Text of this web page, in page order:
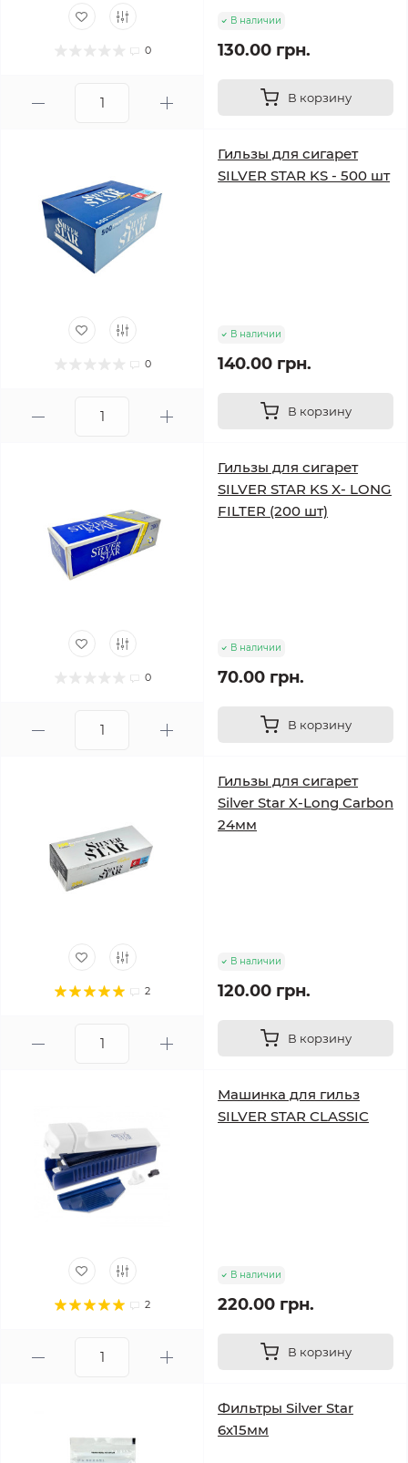
0
В наличии
130.00 грн.
В корзину
0
Гильзы для сигарет
SILVER STAR KS - 500 шт
В наличии
140.00 грн.
В корзину
0
Гильзы для сигарет
SILVER STAR KS X- LONG
FILTER (200 шт)
В наличии
70.00 грн.
В корзину
2
Гильзы для сигарет
Silver Star X-Long Carbon
24мм
В наличии
120.00 грн.
В корзину
2
Машинка для гильз
SILVER STAR CLASSIC
В наличии
220.00 грн.
В корзину
Фильтры Silver Star
6х15мм